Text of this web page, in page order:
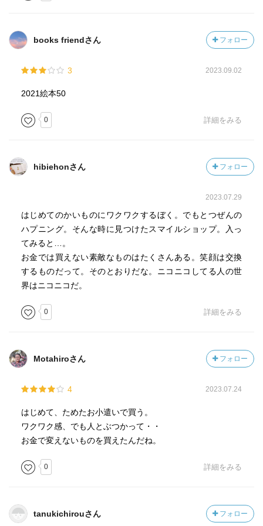
books friendさん フォロー
3 2023.09.02
2021絵本50
0 詳細をみる
hibiehonさん フォロー
2023.07.29
はじめてのかいものにワクワクするぼく。でもとつぜんの
ハプニング。そんな時に見つけたスマイルショップ。入っ
てみると…。
お金では買えない素敵なものはたくさんある。笑顔は交換
するものだって。そのとおりだな。ニコニコしてる人の世
界はニコニコだ。
0 詳細をみる
Motahiroさん フォロー
4 2023.07.24
はじめて、ためたお小遣いで買う。
ワクワク感、でも人とぶつかって・・
お金で変えないものを買えたんだね。
0 詳細をみる
tanukichirouさん フォロー